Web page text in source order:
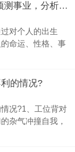
杭州风水大师叶圣君-如何利用八字预测事业，分析工作运势
对个人的出生
命运、性格、事
的情况?
况?1、工位背对
杂气冲撞自我，